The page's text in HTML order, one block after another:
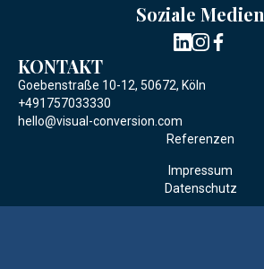
Soziale Medien
KONTAKT
Goebenstraße 10-12, 50672, Köln
+491757033330
hello@visual-conversion.com
Referenzen
Impressum
Datenschutz